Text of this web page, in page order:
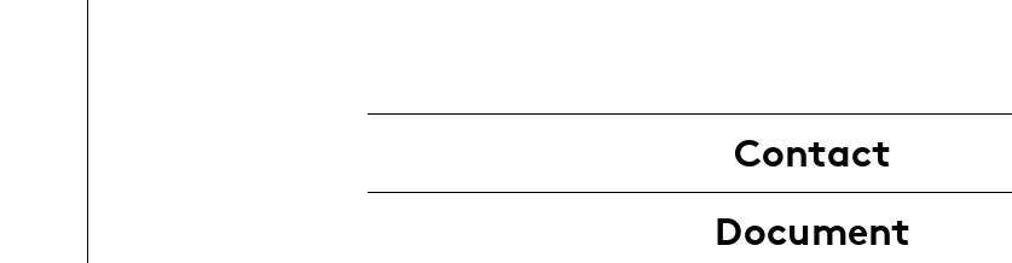
Contact
Document